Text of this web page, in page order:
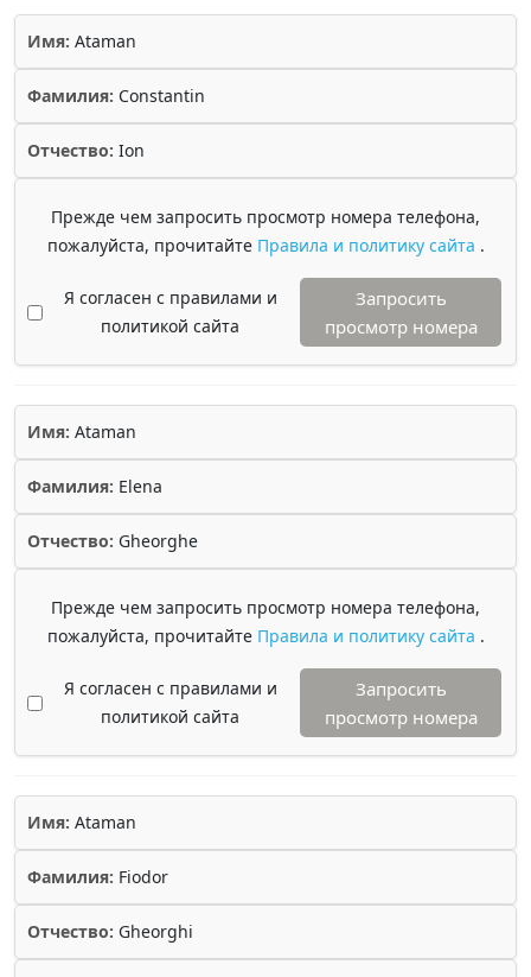
Имя: Ataman
Фамилия: Constantin
Отчество: Ion
Прежде чем запросить просмотр номера телефона,
пожалуйста, прочитайте Правила и политику сайта .
Я согласен с правилами и
политикой сайта
Запросить
просмотр номера
Имя: Ataman
Фамилия: Elena
Отчество: Gheorghe
Прежде чем запросить просмотр номера телефона,
пожалуйста, прочитайте Правила и политику сайта .
Я согласен с правилами и
политикой сайта
Запросить
просмотр номера
Имя: Ataman
Фамилия: Fiodor
Отчество: Gheorghi